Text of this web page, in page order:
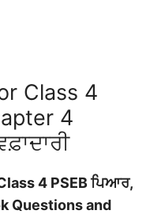
Class 4
4
4 PSEB ਪਿਆਰ,
Questions and